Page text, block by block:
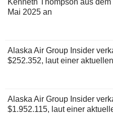
Kenneth Thompson aus
Mai 2025 an
Alaska Air Group Insider
$252.352, laut einer
Alaska Air Group Insider
$1.952.115, laut einer